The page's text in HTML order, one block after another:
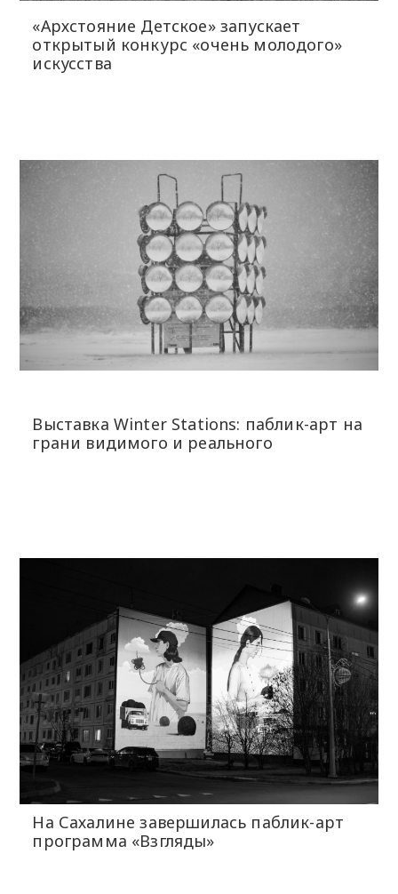
«Архстояние Детское» запускает
открытый конкурс «очень молодого»
искусства
Выставка Winter Stations: паблик-арт на
грани видимого и реального
На Сахалине завершилась паблик-арт
программа «Взгляды»